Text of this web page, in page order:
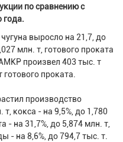
по сравнению с
года.
выросло на 21,7, до
млн. т, готового проката
произвел 403 тыс. т
готового проката.
производство
кокса - на 9,5%, до 1,780
- на 31,7%, до 5,874 млн. т,
- на 8,6%, до 794,7 тыс. т.